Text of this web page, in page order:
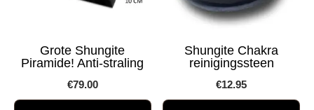
Grote Shungite
Piramide! Anti-straling
€79.00
Shungite Chakra
reinigingssteen
€12.95